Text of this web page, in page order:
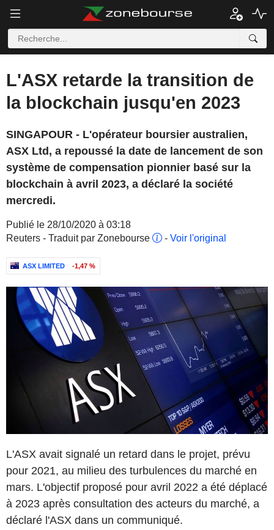
L'ASX retarde la transition de
la blockchain jusqu'en 2023
SINGAPOUR - L'opérateur boursier australien,
ASX Ltd, a repoussé la date de lancement de son
système de compensation pionnier basé sur la
blockchain à avril 2023, a déclaré la société
mercredi.
Publié le 28/10/2020 à 03:18
Reuters - Traduit par Zonebourse
- Voir l'original
ASX LIMITED -1,47 %
L'ASX avait signalé un retard dans le projet, prévu
pour 2021, au milieu des turbulences du marché en
mars. L'objectif proposé pour avril 2022 a été déplacé
à 2023 après consultation des acteurs du marché, a
déclaré l'ASX dans un communiqué.